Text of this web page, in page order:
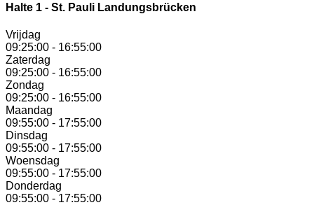
Halte 1 - St. Pauli Landungsbrücken
Vrijdag
09:25:00 - 16:55:00
Zaterdag
09:25:00 - 16:55:00
Zondag
09:25:00 - 16:55:00
Maandag
09:55:00 - 17:55:00
Dinsdag
09:55:00 - 17:55:00
Woensdag
09:55:00 - 17:55:00
Donderdag
09:55:00 - 17:55:00